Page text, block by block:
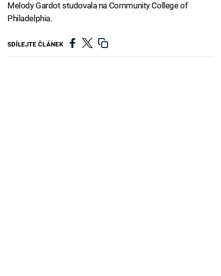
Melody Gardot studovala na Community College of
Philadelphia.
SDÍLEJTE ČLÁNEK